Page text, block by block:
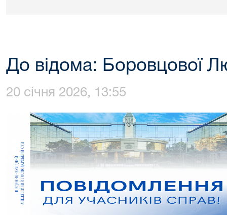
До відома: Боровцової
20 січня 2026, 13:55